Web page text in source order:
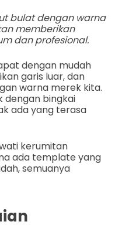
bulat dengan warna
memberikan
dan profesional.
dengan mudah
garis luar, dan
warna merek kita.
dengan bingkai
ada yang terasa
kerumitan
ada template yang
semuanya